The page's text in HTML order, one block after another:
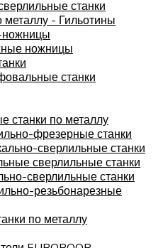
станки
- Гильотины
ножницы
станки
станки по металлу
фрезерные станки
сверлильные станки
сверлильные станки
сверлильные станки
резьбонарезные
по металлу